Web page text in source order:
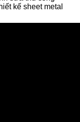
kế sheet metal